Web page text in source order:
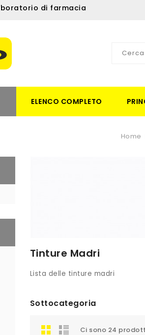
di farmacia
ELENCO COMPLETO
Home
Tinture Madri
Lista delle tinture madri
Sottocategoria
Ci sono 24